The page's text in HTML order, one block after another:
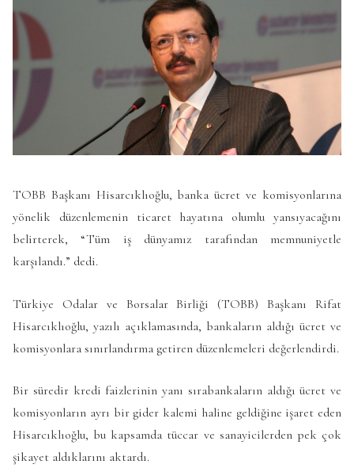
TOBB Başkanı Hisarcıklıoğlu, banka ücret ve komisyonlarına
yönelik düzenlemenin ticaret hayatına olumlu yansıyacağını
belirterek, “Tüm iş dünyamız tarafından memnuniyetle
karşılandı.” dedi.
Türkiye Odalar ve Borsalar Birliği (TOBB) Başkanı Rifat
Hisarcıklıoğlu, yazılı açıklamasında, bankaların aldığı ücret ve
komisyonlara sınırlandırma getiren düzenlemeleri değerlendirdi.
Bir süredir kredi faizlerinin yanı sırabankaların aldığı ücret ve
komisyonların ayrı bir gider kalemi haline geldiğine işaret eden
Hisarcıklıoğlu, bu kapsamda tüccar ve sanayicilerden pek çok
şikayet aldıklarını aktardı.